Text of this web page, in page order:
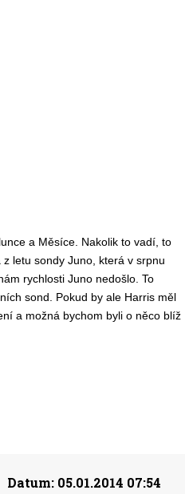
a Měsíce. Nakolik to vadí, to
letu sondy Juno, která v srpnu
rychlosti Juno nedošlo. To
sond. Pokud by ale Harris měl
a možná bychom byli o něco blíž
Datum:05.01.2014 07:54